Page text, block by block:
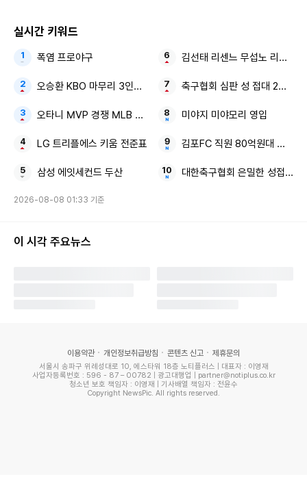
비할 것으로 보인다.
표 경선에서 61.74%의 득표율을 기록했다. 이는 박 후보(38.
26%)에 크게 앞선 수치이자 권리당원 55%, 대의원 15% 투
표와 일반 국민 여론조사 30%를 최종 합산한 결과다.
정 신임 대표는 전임자인 이 대통령의 잔여 임기를 이어받아
실시간 키워드
폭염 프로야구
오승환 KBO 마무리 3인방 김도영·안현민
오타니 MVP 경쟁 MLB 새 역사
LG 트리플에스 키움 전준표
삼성 에잇세컨드 두산
김선태 리센느 무섭노 리센느
축구협회 심판 성 접대 2억원대
미야지 미야모리 영입
김포FC 직원 80억원대 횡령
대한축구협회 은밀한 성접대
2026-08-08 01:33 기준
이 시각 주요뉴스
이용약관 개인정보취급방침 콘텐츠 신고 제휴문의
서울시 송파구 위례성대로 10, 에스타워 18층 노티플러스 | 대표자 : 이영재
사업자등록번호 : 596 - 87 – 00782 | 광고대행업 | partner@notiplus.co.kr
청소년 보호 책임자 : 이영재 | 기사배열 책임자 : 전윤수
Copyright NewsPic. All rights reserved.